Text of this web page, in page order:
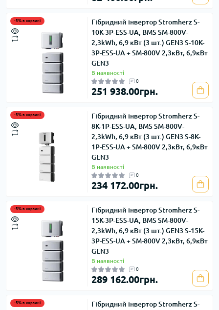
-5% в корзині
Гібридний інвертор Stromherz S-
10K-3Р-ESS-UA, BMS SM-800V-
2,3kWh, 6,9 кВт (3 шт.) GEN3 S-10K-
3Р-ESS-UA + SM-800V 2,3кВт, 6,9кВт
GEN3
В наявності
0
251 938.00грн.
-5% в корзині
Гібридний інвертор Stromherz S-
8K-1Р-ESS-UA, BMS SM-800V-
2,3kWh, 6,9 кВт (3 шт.) GEN3 S-8K-
1Р-ESS-UA + SM-800V 2,3кВт, 6,9кВт
GEN3
В наявності
0
234 172.00грн.
-5% в корзині
Гібридний інвертор Stromherz S-
15K-3Р-ESS-UA, BMS SM-800V-
2,3kWh, 6,9 кВт (3 шт.) GEN3 S-15K-
3Р-ESS-UA + SM-800V 2,3кВт, 6,9кВт
GEN3
В наявності
0
289 162.00грн.
-5% в корзині
Гібридний інвертор Stromherz S-